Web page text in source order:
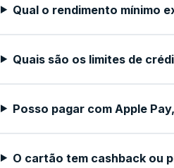
Qual o rendimento mínimo
Quais são os limites de
Posso pagar com Apple
O cartão tem cashback ou